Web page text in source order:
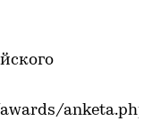
anketa.php